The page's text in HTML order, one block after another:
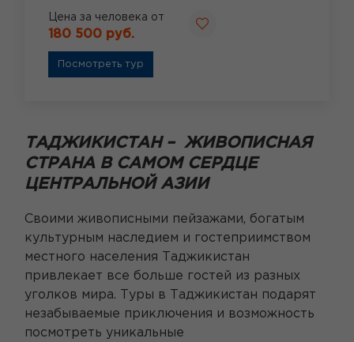
Цена за человека от
180 500 руб.
Посмотреть тур
ТАДЖИКИСТАН – ЖИВОПИСНАЯ
СТРАНА В САМОМ СЕРДЦЕ
ЦЕНТРАЛЬНОЙ АЗИИ
Своими живописными пейзажами, богатым
культурным наследием и гостеприимством
местного населения Таджикистан
привлекает все больше гостей из разных
уголков мира. Туры в Таджикистан подарят
незабываемые приключения и возможность
посмотреть уникальные